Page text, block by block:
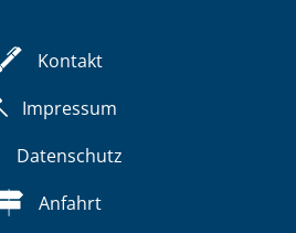
Kontakt
Impressum
Datenschutz
Anfahrt